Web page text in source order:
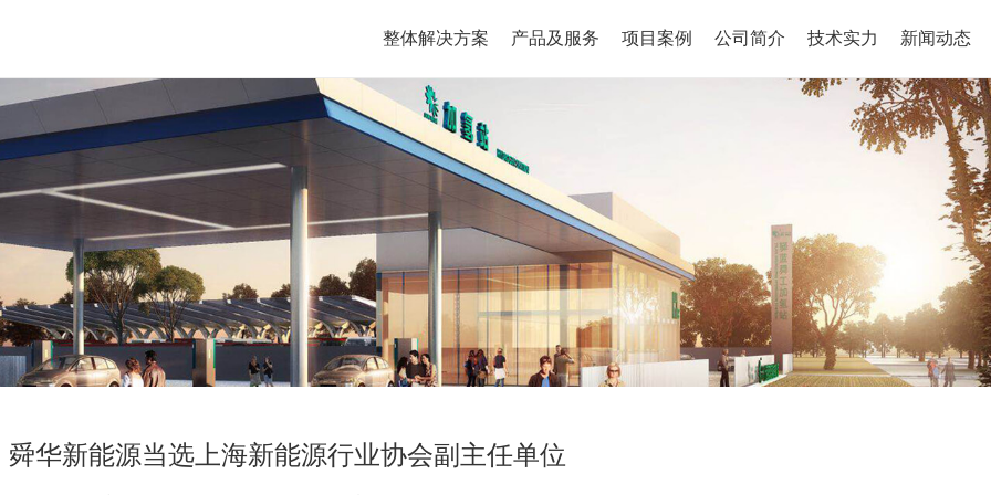
整体解决方案 产品及服务 项目案例 公司简介 技术实力 新闻动态
舜华新能源当选上海新能源行业协会副主任单位